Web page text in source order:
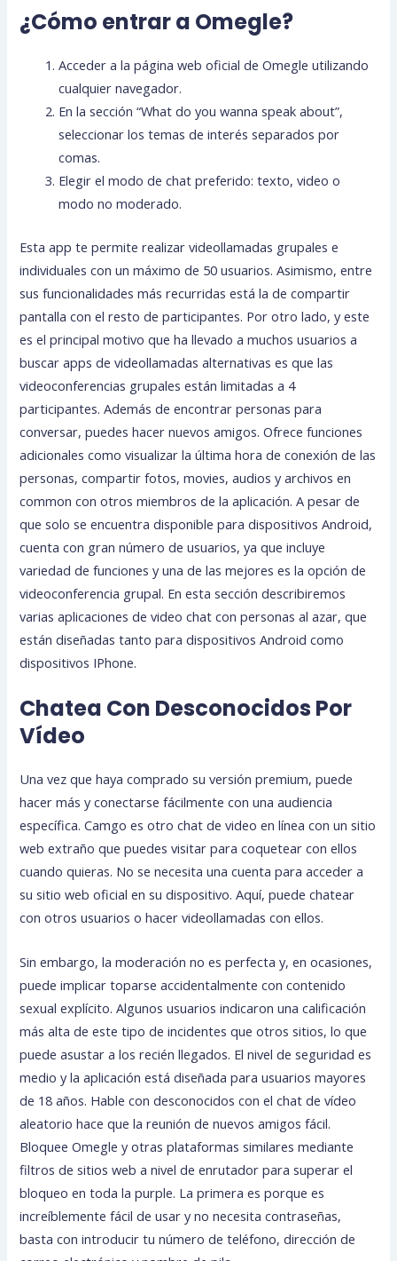
¿Cómo entrar a Omegle?
Acceder a la página web oficial de Omegle utilizando
cualquier navegador.
En la sección “What do you wanna speak about”,
seleccionar los temas de interés separados por
comas.
Elegir el modo de chat preferido: texto, video o
modo no moderado.
Esta app te permite realizar videollamadas grupales e
individuales con un máximo de 50 usuarios. Asimismo, entre
sus funcionalidades más recurridas está la de compartir
pantalla con el resto de participantes. Por otro lado, y este
es el principal motivo que ha llevado a muchos usuarios a
buscar apps de videollamadas alternativas es que las
videoconferencias grupales están limitadas a 4
participantes. Además de encontrar personas para
conversar, puedes hacer nuevos amigos. Ofrece funciones
adicionales como visualizar la última hora de conexión de las
personas, compartir fotos, movies, audios y archivos en
common con otros miembros de la aplicación. A pesar de
que solo se encuentra disponible para dispositivos Android,
cuenta con gran número de usuarios, ya que incluye
variedad de funciones y una de las mejores es la opción de
videoconferencia grupal. En esta sección describiremos
varias aplicaciones de video chat con personas al azar, que
están diseñadas tanto para dispositivos Android como
dispositivos IPhone.
Chatea Con Desconocidos Por
Vídeo
Una vez que haya comprado su versión premium, puede
hacer más y conectarse fácilmente con una audiencia
específica. Camgo es otro chat de video en línea con un sitio
web extraño que puedes visitar para coquetear con ellos
cuando quieras. No se necesita una cuenta para acceder a
su sitio web oficial en su dispositivo. Aquí, puede chatear
con otros usuarios o hacer videollamadas con ellos.
Sin embargo, la moderación no es perfecta y, en ocasiones,
puede implicar toparse accidentalmente con contenido
sexual explícito. Algunos usuarios indicaron una calificación
más alta de este tipo de incidentes que otros sitios, lo que
puede asustar a los recién llegados. El nivel de seguridad es
medio y la aplicación está diseñada para usuarios mayores
de 18 años. Hable con desconocidos con el chat de vídeo
aleatorio hace que la reunión de nuevos amigos fácil.
Bloquee Omegle y otras plataformas similares mediante
filtros de sitios web a nivel de enrutador para superar el
bloqueo en toda la purple. La primera es porque es
increíblemente fácil de usar y no necesita contraseñas,
basta con introducir tu número de teléfono, dirección de